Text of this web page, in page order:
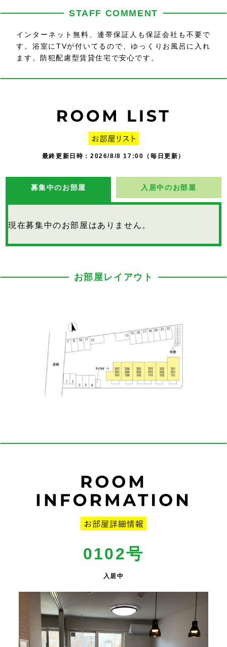
STAFF COMMENT
インターネット無料、連帯保証人も保証会社も不要で
す。浴室にTVが付いてるので、ゆっくりお風呂に入れ
ます。防犯配慮型賃貸住宅で安心です。
最終更新日時：2026/8/8 17:00（毎日更新）
募集中のお部屋 入居中のお部屋
現在募集中のお部屋はありません。
お部屋レイアウト
0102号
入居中